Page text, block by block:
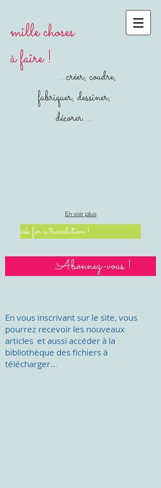
mille choses
à faire !
...créer, coudre,
fabriquer, dessiner,
décorer....
En voir plus
ask for a translation !
Abonnez-vous !
En vous inscrivant sur le site, vous
pourrez recevoir les nouveaux
articles et aussi accéder à la
bibliothèque des fichiers à
télécharger...